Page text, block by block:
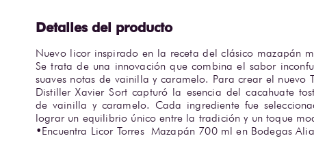
Nuevo licor inspirado en la receta del clásico mazapán
Se trata de una innovación que combina el sabor
suaves notas de vainilla y caramelo. Para crear el nuevo
Distiller Xavier Sort capturó la esencia del cacahuate
de vainilla y caramelo. Cada ingrediente fue
lograr un equilibrio único entre la tradición y un toque
•Encuentra Licor Torres  Mazapán 700 ml en Bodegas